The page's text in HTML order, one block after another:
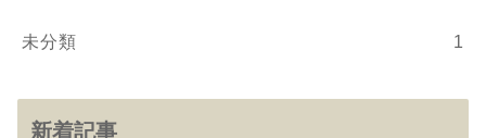
未分類 1
新着記事